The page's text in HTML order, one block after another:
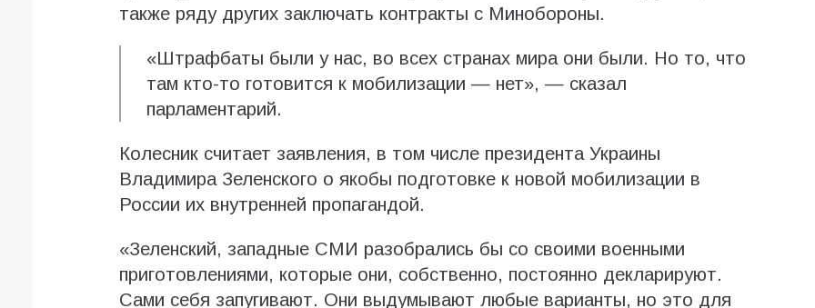
также ряду других заключать контракты с Минобороны.
«Штрафбаты были у нас, во всех странах мира они были. Но то, что
там кто-то готовится к мобилизации — нет», — сказал
парламентарий.
Колесник считает заявления, в том числе президента Украины
Владимира Зеленского о якобы подготовке к новой мобилизации в
России их внутренней пропагандой.
«Зеленский, западные СМИ разобрались бы со своими военными
приготовлениями, которые они, собственно, постоянно декларируют.
Сами себя запугивают. Они выдумывают любые варианты, но это для